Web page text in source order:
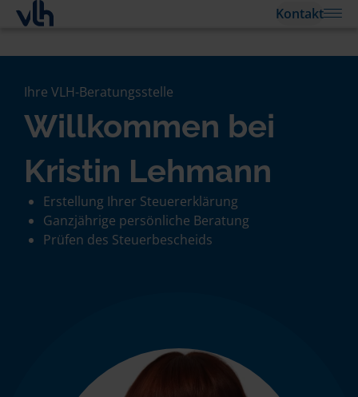
Kontakt
Ihre VLH-Beratungsstelle
Willkommen bei
Kristin Lehmann
Erstellung Ihrer Steuererklärung
Ganzjährige persönliche Beratung
Prüfen des Steuerbescheids